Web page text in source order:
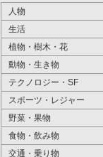
人物
生活
植物・樹木・花
動物・生き物
テクノロジー・SF
スポーツ・レジャー
野菜・果物
食物・飲み物
交通・乗り物